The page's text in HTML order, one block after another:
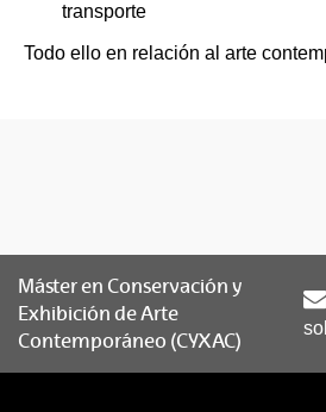
transporte
Todo ello en relación al arte
Máster en Conservación y
Exhibición de Arte
Contemporáneo (CYXAC)